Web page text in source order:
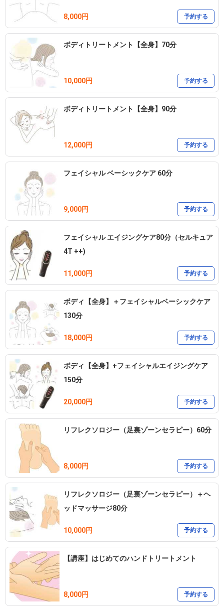
8,000円 予約する
ボディトリートメント【全身】70分
10,000円 予約する
ボディトリートメント【全身】90分
12,000円 予約する
フェイシャル ベーシックケア 60分
9,000円 予約する
フェイシャル エイジングケア80分（セルキュア
4T ++)
11,000円 予約する
ボディ【全身】＋フェイシャルベーシックケア
130分
18,000円 予約する
ボディ【全身】+フェイシャルエイジングケア
150分
20,000円 予約する
リフレクソロジー（足裏ゾーンセラピー）60分
8,000円 予約する
リフレクソロジー（足裏ゾーンセラピー）＋ヘ
ッドマッサージ80分
10,000円 予約する
【講座】はじめてのハンドトリートメント
8,000円 予約する